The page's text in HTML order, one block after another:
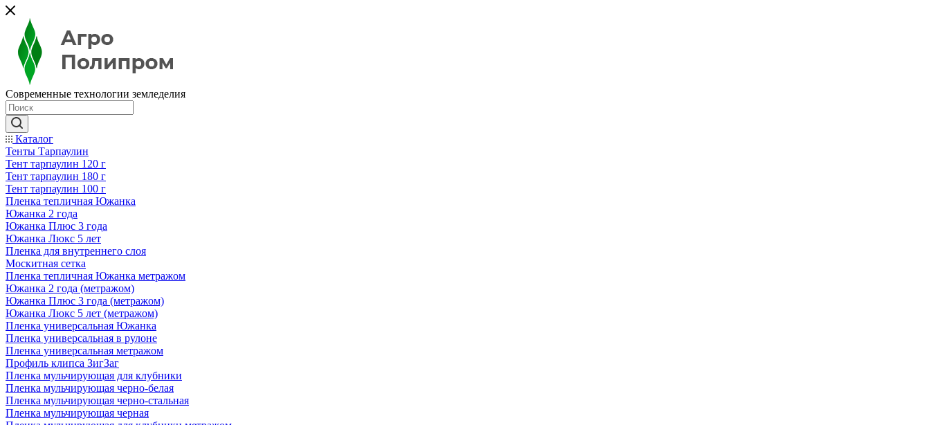
Современные технологии земледелия
Каталог
Тенты Тарпаулин
Тент тарпаулин 120 г
Тент тарпаулин 180 г
Тент тарпаулин 100 г
Пленка тепличная Южанка
Южанка 2 года
Южанка Плюс 3 года
Южанка Люкс 5 лет
Пленка для внутреннего слоя
Москитная сетка
Пленка тепличная Южанка метражом
Южанка 2 года (метражом)
Южанка Плюс 3 года (метражом)
Южанка Люкс 5 лет (метражом)
Пленка универсальная Южанка
Пленка универсальная в рулоне
Пленка универсальная метражом
Профиль клипса ЗигЗаг
Пленка мульчирующая для клубники
Пленка мульчирующая черно-белая
Пленка мульчирующая черно-стальная
Пленка мульчирующая черная